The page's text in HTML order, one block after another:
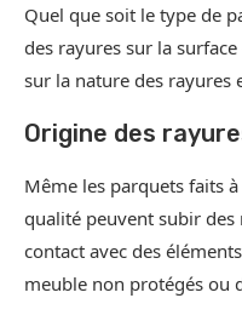
Quel que soit le type de
des rayures sur la
sur la nature des rayures
Origine des
Même les parquets faits
qualité peuvent subir des
contact avec des
meuble non protégés ou